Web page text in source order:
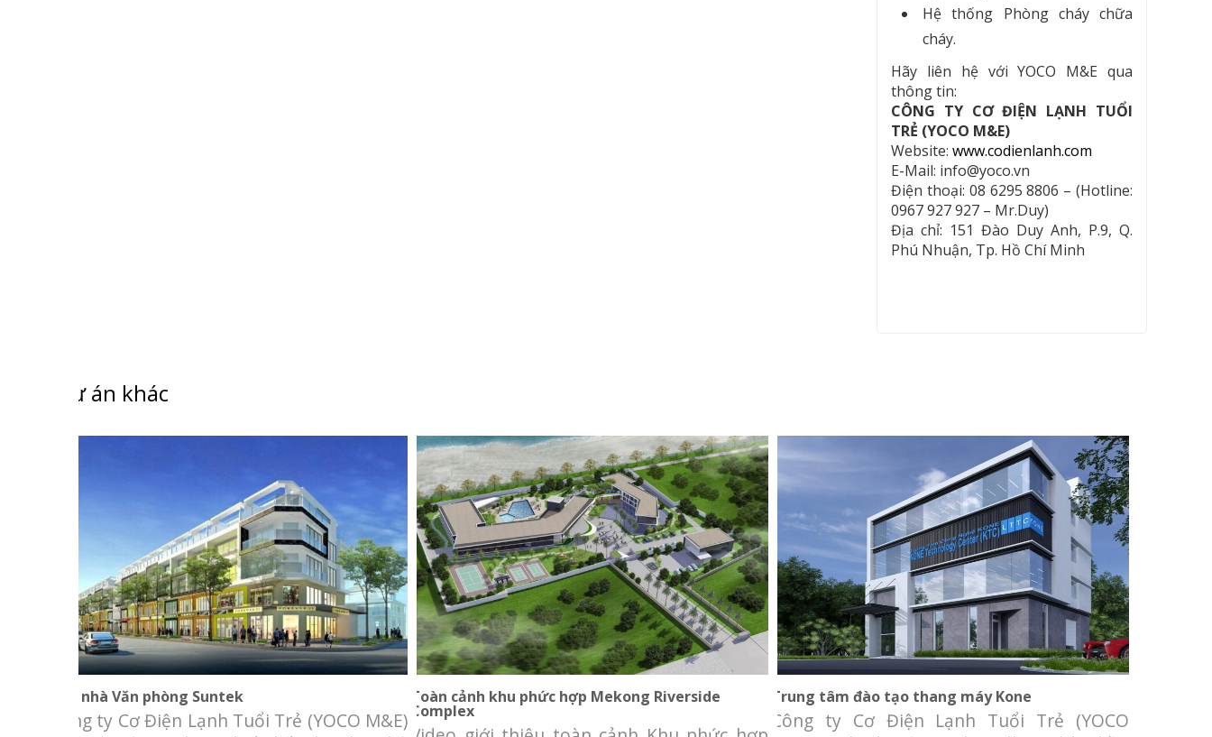
Hệ thống Phòng cháy chữa
cháy.
Hãy liên hệ với YOCO M&E qua
thông tin:
CÔNG TY CƠ ĐIỆN LẠNH TUỔI
TRẺ (YOCO M&E)
Website: www.codienlanh.com
E-Mail: info@yoco.vn
Điện thoại: 08 6295 8806 – (Hotline:
0967 927 927 – Mr.Duy)
Địa chỉ: 151 Đào Duy Anh, P.9, Q.
Phú Nhuận, Tp. Hồ Chí Minh
Dự án khác
Tòa nhà Văn phòng Suntek
Tòa nhà Văn phòng Suntek
Công ty Cơ Điện Lạnh Tuổi Trẻ (YOCO M&E)
Toàn cảnh khu phức hợp Mekong Riverside
Complex
Toàn cảnh khu phức hợp Mekong Riverside
Complex
Trung tâm đào tạo thang máy Kone
Trung tâm đào tạo thang máy Kone
Công ty Cơ Điện Lạnh Tuổi Trẻ (YOCO